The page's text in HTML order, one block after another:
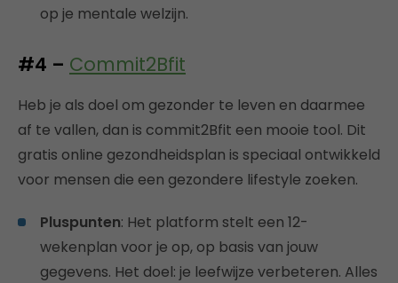
op je mentale welzijn.
#4 – Commit2Bfit
Heb je als doel om gezonder te leven en daarmee
af te vallen, dan is commit2Bfit een mooie tool. Dit
gratis online gezondheidsplan is speciaal ontwikkeld
voor mensen die een gezondere lifestyle zoeken.
Pluspunten: Het platform stelt een 12-
wekenplan voor je op, op basis van jouw
gegevens. Het doel: je leefwijze verbeteren. Alles